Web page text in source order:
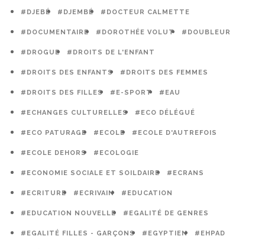
#DJEBÉ #DJEMBÉ #DOCTEUR CALMETTE
#DOCUMENTAIRE #DOROTHÉE VOLUT #DOUBLEUR
#DROGUE #DROITS DE L'ENFANT
#DROITS DES ENFANTS #DROITS DES FEMMES
#DROITS DES FILLES #E-SPORT #EAU
#ECHANGES CULTURELLES #ECO DÉLÉGUÉ
#ECO PATURAGE #ECOLE #ECOLE D'AUTREFOIS
#ECOLE DEHORS #ECOLOGIE
#ECONOMIE SOCIALE ET SOILDAIRE #ECRANS
#ECRITURE #ECRIVAIN #EDUCATION
#EDUCATION NOUVELLE #EGALITÉ DE GENRES
#EGALITÉ FILLES - GARÇONS #EGYPTIEN #EHPAD